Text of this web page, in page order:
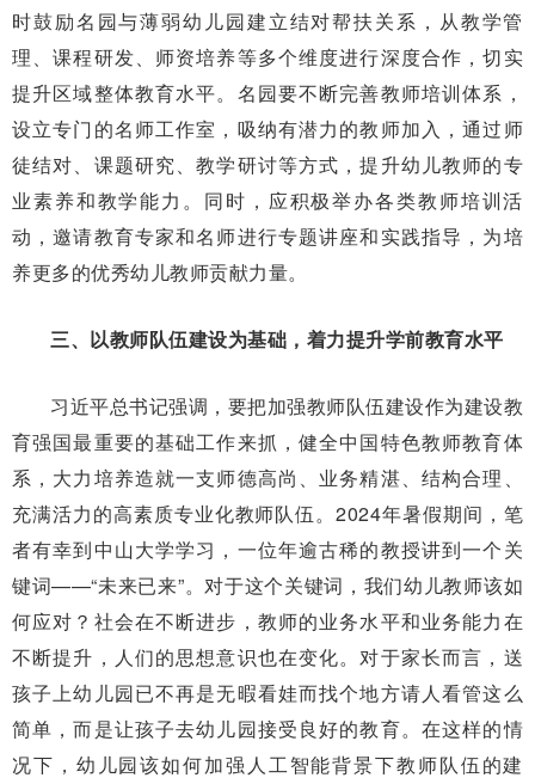
时鼓励名园与薄弱幼儿园建立结对帮扶关系，从教学管
理、课程研发、师资培养等多个维度进行深度合作，切实
提升区域整体教育水平。名园要不断完善教师培训体系，
设立专门的名师工作室，吸纳有潜力的教师加入，通过师
徒结对、课题研究、教学研讨等方式，提升幼儿教师的专
业素养和教学能力。同时，应积极举办各类教师培训活
动，邀请教育专家和名师进行专题讲座和实践指导，为培
养更多的优秀幼儿教师贡献力量。
三、以教师队伍建设为基础，着力提升学前教育水平
习近平总书记强调，要把加强教师队伍建设作为建设教
育强国最重要的基础工作来抓，健全中国特色教师教育体
系，大力培养造就一支师德高尚、业务精湛、结构合理、
充满活力的高素质专业化教师队伍。2024年暑假期间，笔
者有幸到中山大学学习，一位年逾古稀的教授讲到一个关
键词——“未来已来”。对于这个关键词，我们幼儿教师该如
何应对？社会在不断进步，教师的业务水平和业务能力在
不断提升，人们的思想意识也在变化。对于家长而言，送
孩子上幼儿园已不再是无暇看娃而找个地方请人看管这么
简单，而是让孩子去幼儿园接受良好的教育。在这样的情
况下，幼儿园该如何加强人工智能背景下教师队伍的建